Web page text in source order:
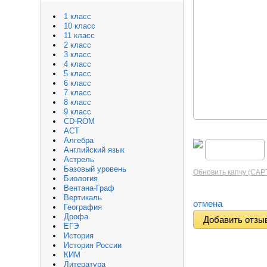
1 класс
10 класс
11 класс
2 класс
3 класс
4 класс
5 класс
6 класс
7 класс
8 класс
9 класс
CD-ROM
АСТ
Алгебра
Английский язык
Астрель
Базовый уровень
Биология
Вентана-Граф
Вертикаль
География
Дрофа
ЕГЭ
История
История России
КИМ
Литература
Обновить капчу
отмена